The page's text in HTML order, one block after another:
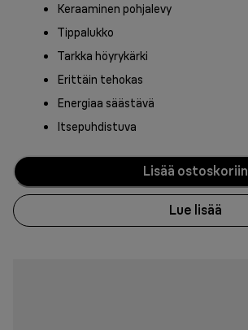
Keraaminen pohjalevy
Tippalukko
Tarkka höyrykärki
Erittäin tehokas
Energiaa säästävä
Itsepuhdistuva
Lisää ostoskoriin
Lue lisää